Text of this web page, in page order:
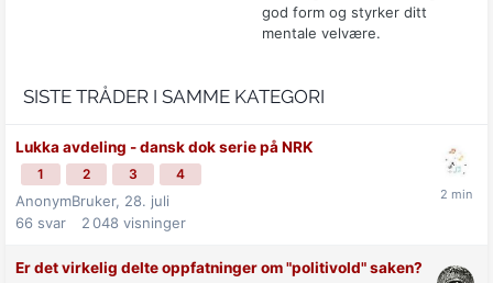
god form og styrker ditt
mentale velvære.
SISTE TRÅDER I SAMME KATEGORI
Lukka avdeling - dansk dok serie på NRK
1 2 3 4
AnonymBruker, 28. juli
66 svar 2 048 visninger
Er det virkelig delte oppfatninger om "politivold" saken?